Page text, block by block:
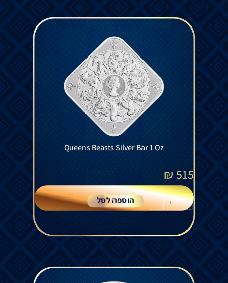
Queens Beasts Silver Bar 1 Oz
515
₪
-
+ הוספה לסל